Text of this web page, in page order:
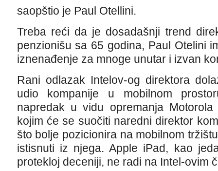
saopštio je Paul Otellini.
Treba reći da je dosadašnji trend
penzionišu sa 65 godina, Paul Otelini
iznenađenje za mnoge unutar i izvan
Rani odlazak Intelov-og direktora
udio kompanije u mobilnom
napredak u vidu opremanja
kojim će se suočiti naredni direktor
što bolje pozicionira na mobilnom
istisnuti iz njega. Apple iPad, kao
protekloj deceniji, ne radi na Intel-ovim